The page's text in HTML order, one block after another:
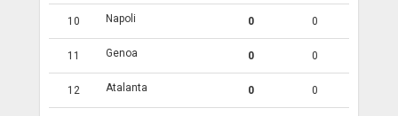
10 Napoli 0 0
11 Genoa 0 0
12 Atalanta 0 0